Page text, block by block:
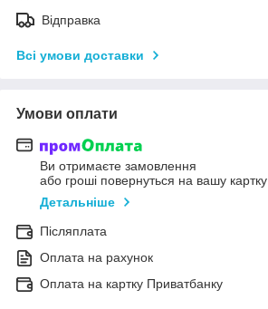
Відправка
Всі умови доставки
Умови оплати
Ви отримаєте замовлення
або гроші повернуться на вашу картку
Детальніше
Післяплата
Оплата на рахунок
Оплата на картку Приватбанку